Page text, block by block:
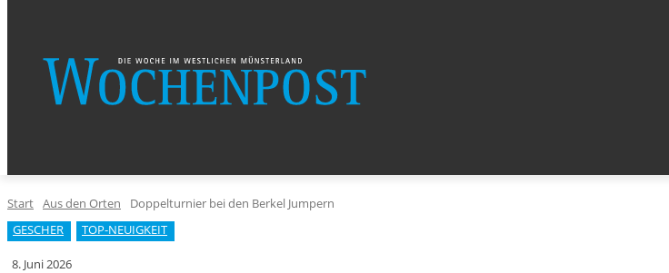
Start Aus den Orten
Doppelturnier bei den Berkel Jumpern
GESCHER
TOP-NEUIGKEIT
8. Juni 2026